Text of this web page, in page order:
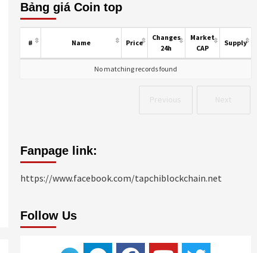
Bảng giá Coin top
Previous Next
# Name Price
Changes
24h
Market
CAP
Supply
No matching records found
Fanpage link:
https://www.facebook.com/tapchiblockchain.net
Follow Us